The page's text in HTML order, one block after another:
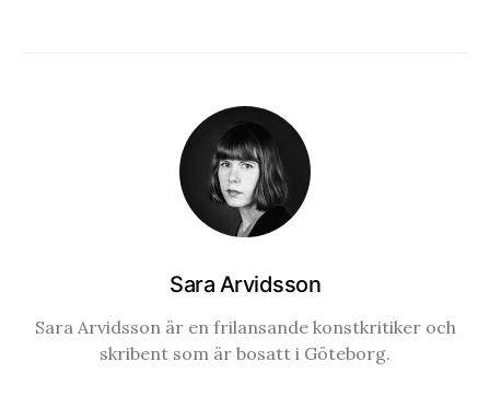
Sara Arvidsson
Sara Arvidsson är en frilansande konstkritiker och
skribent som är bosatt i Göteborg.